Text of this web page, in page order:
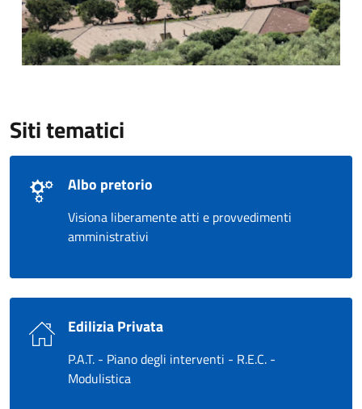
Siti tematici
Albo pretorio
Visiona liberamente atti e provvedimenti
amministrativi
Edilizia Privata
P.A.T. - Piano degli interventi - R.E.C. -
Modulistica